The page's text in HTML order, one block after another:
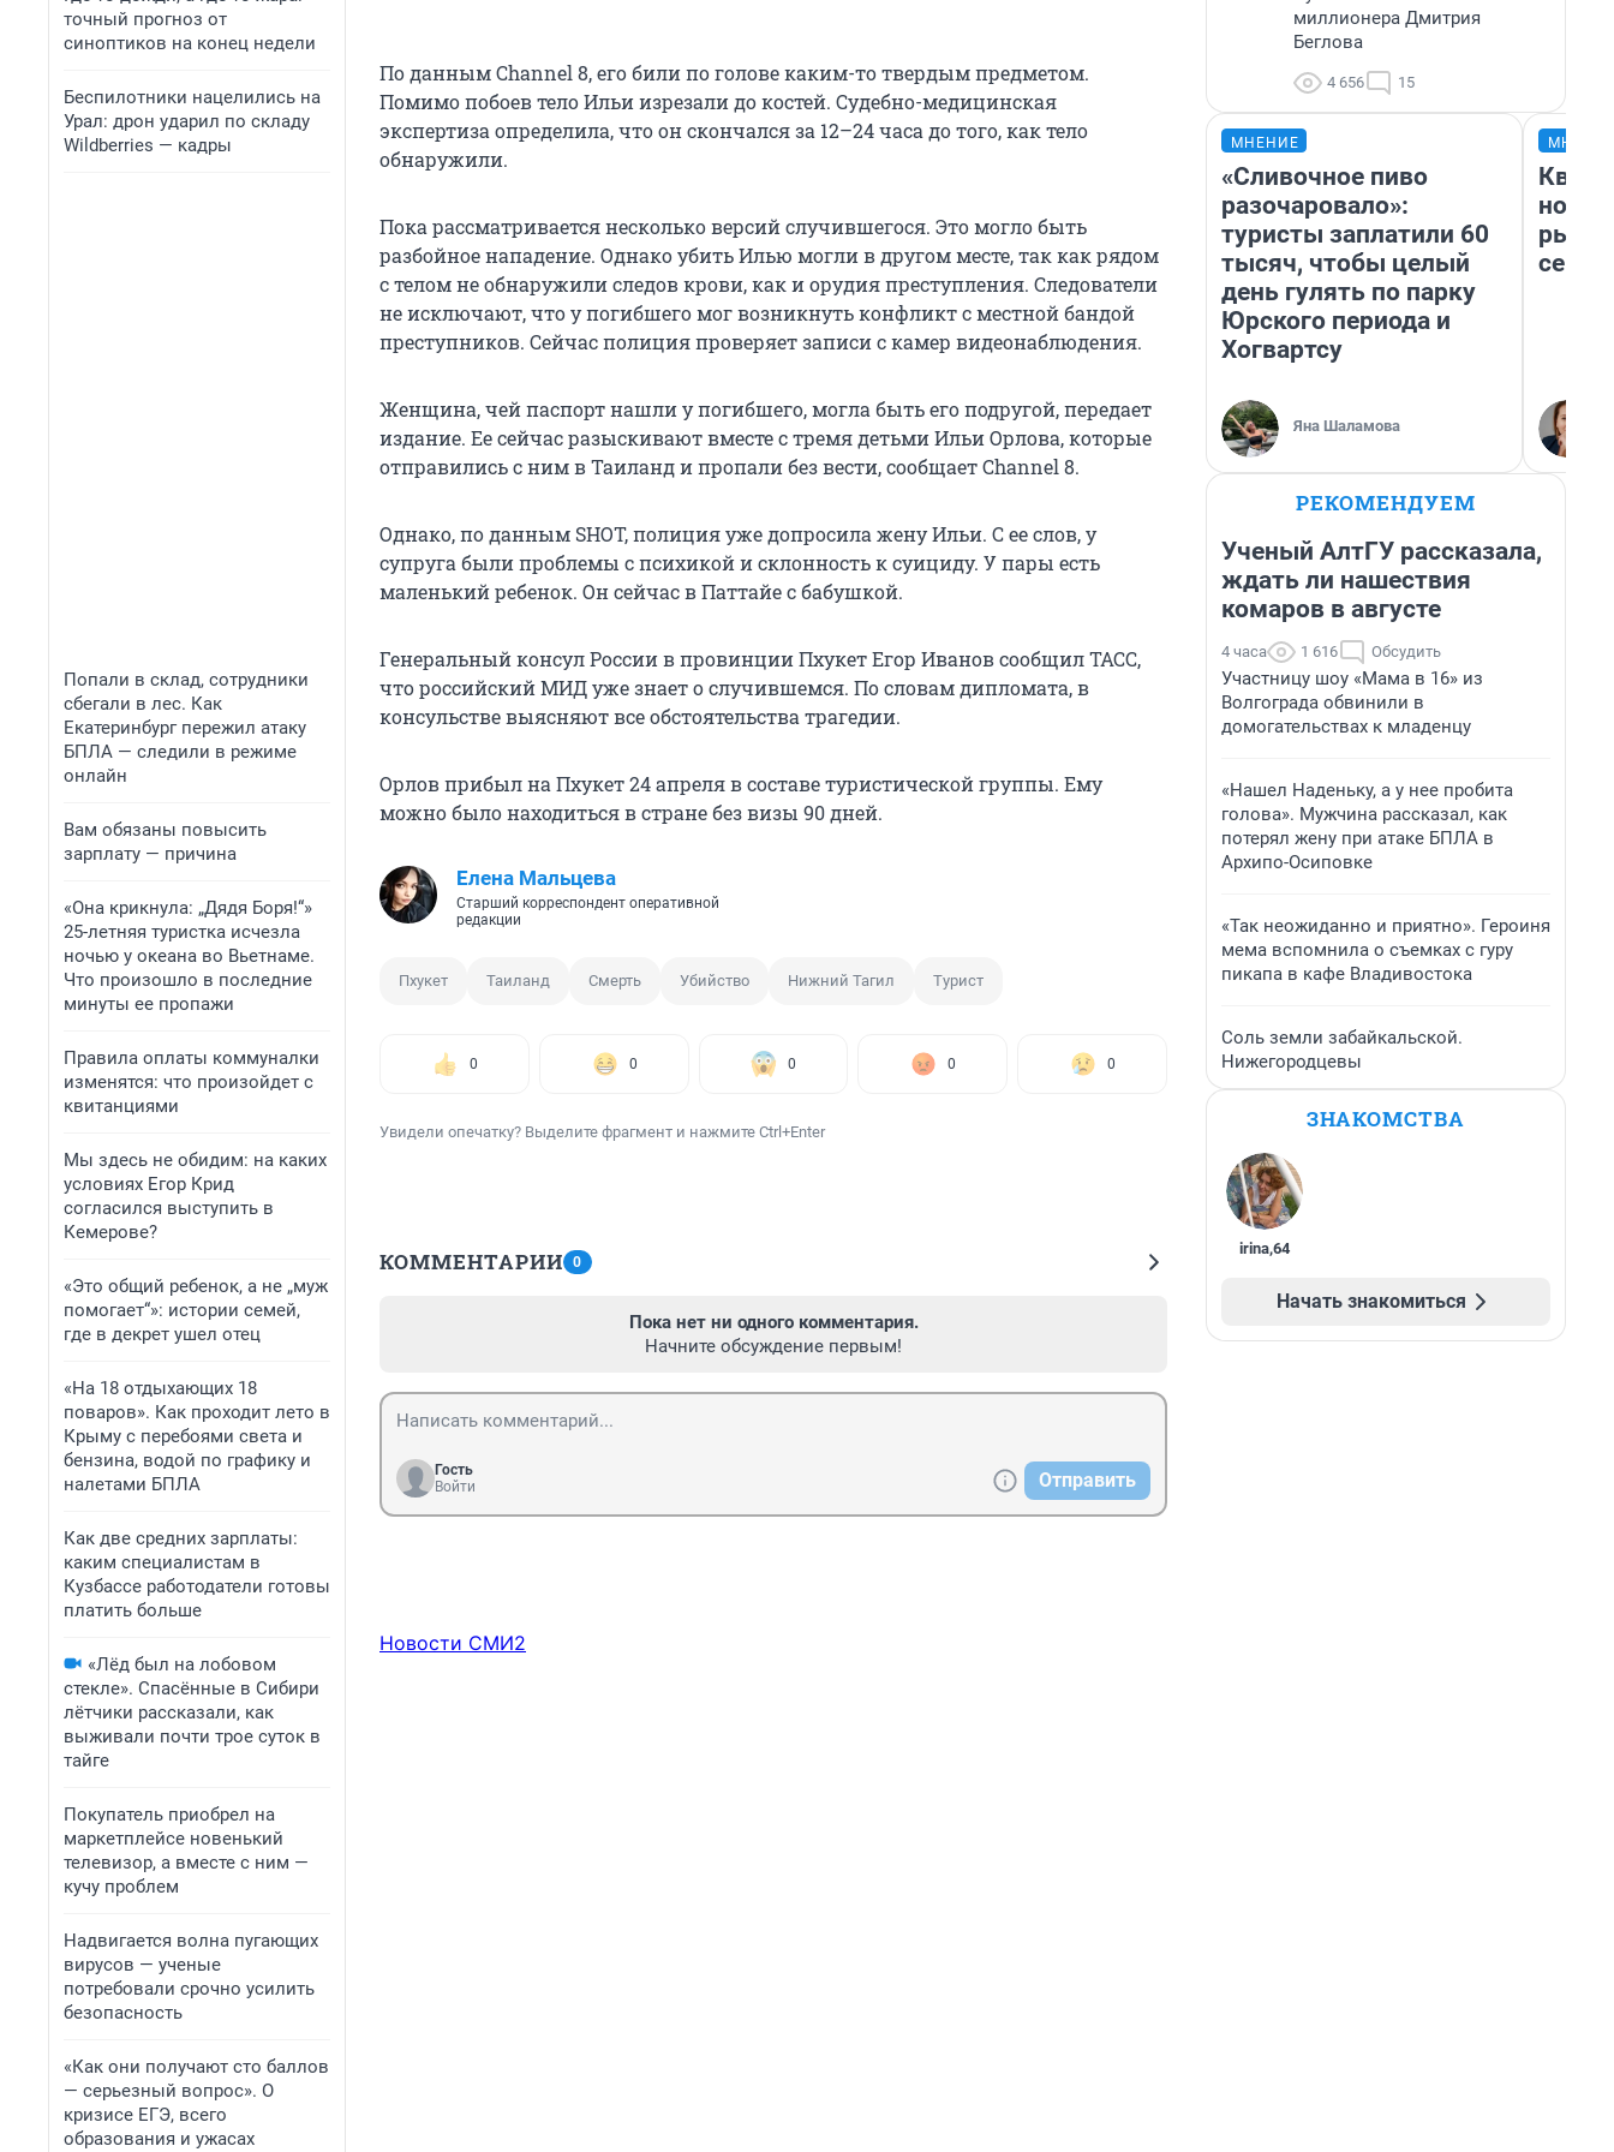
точный прогноз от
синоптиков на конец недели
Беспилотники нацелились на
Урал: дрон ударил по складу
Wildberries — кадры
Попали в склад, сотрудники
сбегали в лес. Как
Екатеринбург пережил атаку
БПЛА — следили в режиме
онлайн
Вам обязаны повысить
зарплату — причина
«Она крикнула: „Дядя Боря!“»
25-летняя туристка исчезла
ночью у океана во Вьетнаме.
Что произошло в последние
минуты ее пропажи
Правила оплаты коммуналки
изменятся: что произойдет с
квитанциями
Мы здесь не обидим: на каких
условиях Егор Крид
согласился выступить в
Кемерове?
«Это общий ребенок, а не „муж
помогает“»: истории семей,
где в декрет ушел отец
«На 18 отдыхающих 18
поваров». Как проходит лето в
Крыму с перебоями света и
бензина, водой по графику и
налетами БПЛА
Как две средних зарплаты:
каким специалистам в
Кузбассе работодатели готовы
платить больше
«Лёд был на лобовом
стекле». Спасённые в Сибири
лётчики рассказали, как
выживали почти трое суток в
тайге
Покупатель приобрел на
маркетплейсе новенький
телевизор, а вместе с ним —
кучу проблем
Надвигается волна пугающих
вирусов — ученые
потребовали срочно усилить
безопасность
«Как они получают сто баллов
— серьезный вопрос». О
кризисе ЕГЭ, всего
образования и ужасах
По данным Channel 8, его били по голове каким-то твердым предметом.
Помимо побоев тело Ильи изрезали до костей. Судебно-медицинская
экспертиза определила, что он скончался за 12–24 часа до того, как тело
обнаружили.
Пока рассматривается несколько версий случившегося. Это могло быть
разбойное нападение. Однако убить Илью могли в другом месте, так как рядом
с телом не обнаружили следов крови, как и орудия преступления. Следователи
не исключают, что у погибшего мог возникнуть конфликт с местной бандой
преступников. Сейчас полиция проверяет записи с камер видеонаблюдения.
Женщина, чей паспорт нашли у погибшего, могла быть его подругой, передает
издание. Ее сейчас разыскивают вместе с тремя детьми Ильи Орлова, которые
отправились с ним в Таиланд и пропали без вести, сообщает Channel 8.
Однако, по данным SHOT, полиция уже допросила жену Ильи. С ее слов, у
супруга были проблемы с психикой и склонность к суициду. У пары есть
маленький ребенок. Он сейчас в Паттайе с бабушкой.
Генеральный консул России в провинции Пхукет Егор Иванов сообщил ТАСС,
что российский МИД уже знает о случившемся. По словам дипломата, в
консульстве выясняют все обстоятельства трагедии.
Орлов прибыл на Пхукет 24 апреля в составе туристической группы. Ему
можно было находиться в стране без визы 90 дней.
Елена Мальцева
Старший корреспондент оперативной
редакции
Пхукет Таиланд Смерть Убийство Нижний Тагил Турист
0 0 0 0 0
Увидели опечатку? Выделите фрагмент и нажмите Ctrl+Enter
КОММЕНТАРИИ 0
Пока нет ни одного комментария.
Начните обсуждение первым!
Гость
Войти
Отправить
Новости СМИ2
миллионера Дмитрия
Беглова
4 656 15
МНЕНИЕ
«Сливочное пиво
разочаровало»:
туристы заплатили 60
тысяч, чтобы целый
день гулять по парку
Юрского периода и
Хогвартсу
Яна Шаламова
но
РЕКОМЕНДУЕМ
Ученый АлтГУ рассказала,
ждать ли нашествия
комаров в августе
4 часа 1 616 Обсудить
Участницу шоу «Мама в 16» из
Волгограда обвинили в
домогательствах к младенцу
«Нашел Наденьку, а у нее пробита
голова». Мужчина рассказал, как
потерял жену при атаке БПЛА в
Архипо-Осиповке
«Так неожиданно и приятно». Героиня
мема вспомнила о съемках с гуру
пикапа в кафе Владивостока
Соль земли забайкальской.
Нижегородцевы
ЗНАКОМСТВА
irina,64
Начать знакомиться